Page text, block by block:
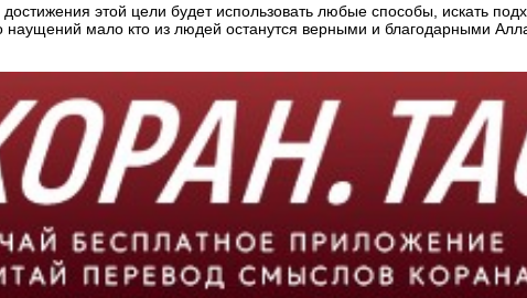
этой цели будет использовать любые способы, искать
наущений мало кто из людей останутся верными и благодарными